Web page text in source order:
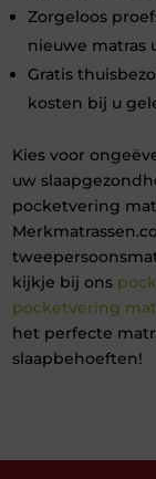
Zorgeloos
nieuwe matras
Gratis
kosten bij u
Kies voor
uw
pocketvering
kijkje bij ons
pocketvering
het perfecte
slaapbehoeften!